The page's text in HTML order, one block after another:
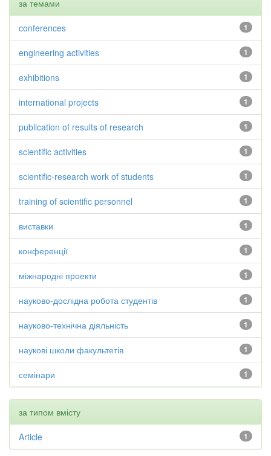
за темами
1
conferences
1
engineering activities
1
exhibitions
1
international projects
1
publication of results of research
1
scientific activities
1
scientific-research work of students
1
training of scientific personnel
1
виставки
1
конференції
1
міжнародні проекти
1
науково-дослідна робота студентів
1
науково-технічна діяльність
1
наукові школи факультетів
1
семінари
за типом вмісту
1
Article